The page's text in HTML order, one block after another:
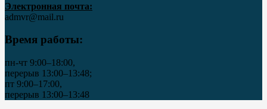
Электронная почта:
admvr@mail.ru
Время работы:
пн-чт 9:00–18:00,
перерыв 13:00–13:48;
пт 9:00–17:00,
перерыв 13:00–13:48